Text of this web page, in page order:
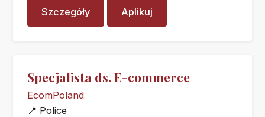
Szczegóły
Aplikuj
Specjalista ds. E-commerce
EcomPoland
📍 Police